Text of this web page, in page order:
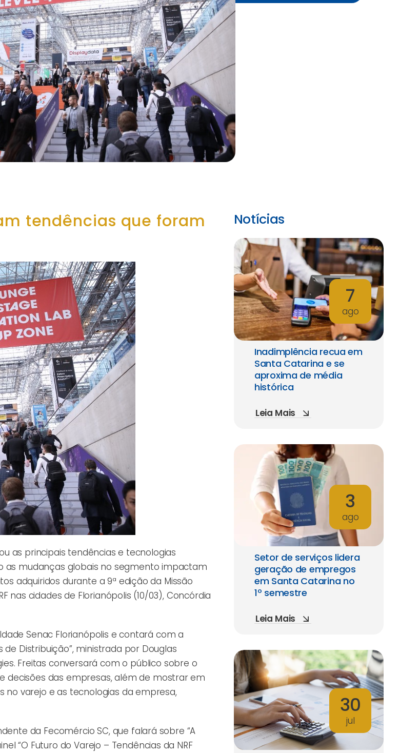
tendências que foram
as principais tendências e tecnologias
as mudanças globais no segmento impactam
adquiridos durante a 9ª edição da Missão
nas cidades de Florianópolis (10/03), Concórdia
Senac Florianópolis e contará com a
Distribuição”, ministrada por Douglas
Freitas conversará com o público sobre o
decisões das empresas, além de mostrar em
no varejo e as tecnologias da empresa,
da Fecomércio SC, que falará sobre “A
“O Futuro do Varejo – Tendências da NRF
Notícias
7
ago
Inadimplência recua em
Santa Catarina e se
aproxima de média
histórica
Leia Mais
3
ago
Setor de serviços lidera
geração de empregos
em Santa Catarina no
1º semestre
Leia Mais
30
jul